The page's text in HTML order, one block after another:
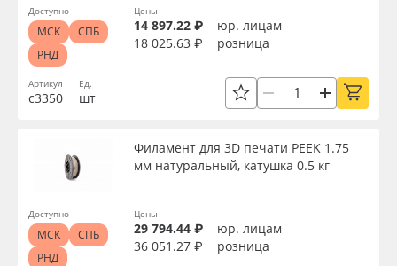
Артикул
с3350
Ед.
шт
Цены
14 897.22 ₽
юр. лицам
18 025.63 ₽
розница
Доступно
МСК
СПБ
РНД
Филамент для 3D печати PEEK 1.75
мм натуральный, катушка 0.5 кг
Цены
29 794.44 ₽
юр. лицам
36 051.27 ₽
розница
Доступно
МСК
СПБ
РНД